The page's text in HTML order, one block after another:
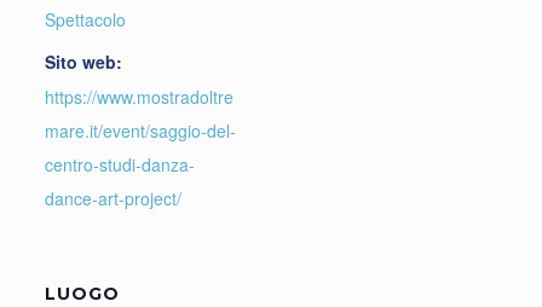
Spettacolo
Sito web:
https://www.mostradoltre
mare.it/event/saggio-del-
centro-studi-danza-
dance-art-project/
LUOGO